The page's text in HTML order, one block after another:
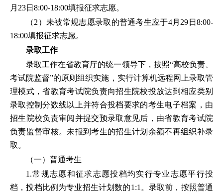
月23日8:00-18:00填报征求志愿。
（2）未被常规志愿录取的普通考生应于4月29日8:00-
18:00填报征求志愿。
录取工作
录取工作在省教育厅的统一领导下，按照“高校负责、
考试院监督”的原则组织实施，实行计算机远程网上录取管
理模式，省教育考试院负责向招生院校投放达到相应类别
录取控制分数线以上并符合投档要求的考生电子档案，由
招生院校负责审阅并提交预录取意见后，由省教育考试院
负责监督审核。未报到考生的招生计划余额不再组织补录
取。
（一）普通考生
1.常规志愿和征求志愿投档均实行专业志愿平行投
档，投档比例为专业招生计划数的1:1。录取前，按照普通